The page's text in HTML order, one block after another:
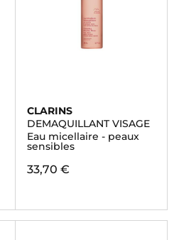
CLARINS
DEMAQUILLANT VISAGE
Eau micellaire - peaux
sensibles
33,70 €